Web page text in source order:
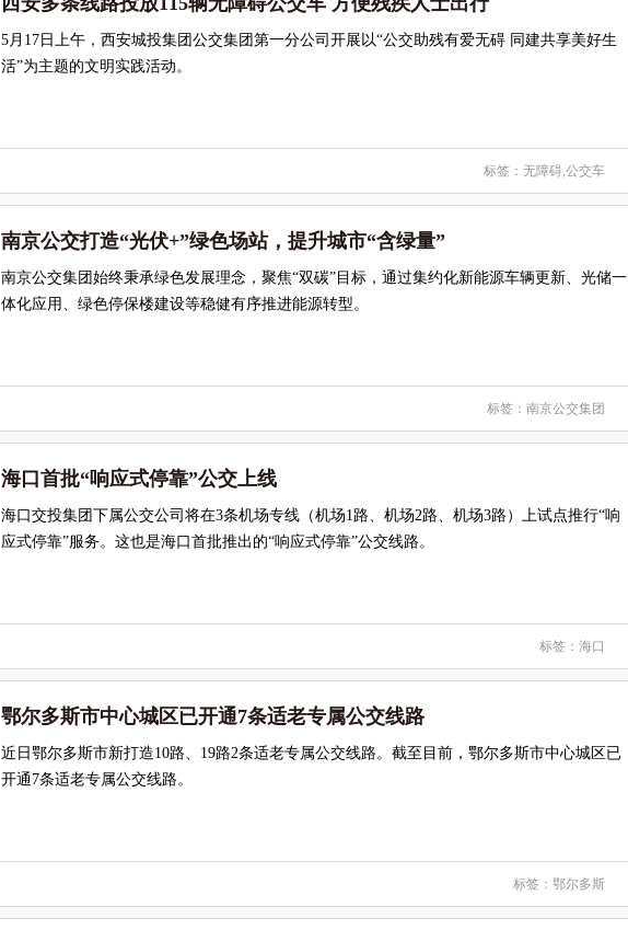
5月17日上午，西安城投集团公交集团第一分公司开展以“公交助残有爱无碍 同建共享美好生
活”为主题的文明实践活动。
标签： 无障碍,公交车
南京公交打造“光伏+”绿色场站，提升城市“含绿量”
南京公交集团始终秉承绿色发展理念，聚焦“双碳”目标，通过集约化新能源车辆更新、光储一
体化应用、绿色停保楼建设等稳健有序推进能源转型。
标签： 南京公交集团
海口首批“响应式停靠”公交上线
海口交投集团下属公交公司将在3条机场专线（机场1路、机场2路、机场3路）上试点推行“响
应式停靠”服务。这也是海口首批推出的“响应式停靠”公交线路。
标签： 海口
鄂尔多斯市中心城区已开通7条适老专属公交线路
近日鄂尔多斯市新打造10路、19路2条适老专属公交线路。截至目前，鄂尔多斯市中心城区已
开通7条适老专属公交线路。
标签： 鄂尔多斯